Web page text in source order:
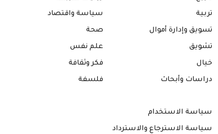
تربية
تسويق وإدارة أموال
تشويق
خيال
دراسات وأبحاث
سياسة واقتصاد
صحة
علم نفس
فكر وثقافة
فلسفة
سياسة الاستخدام
سياسة الاسترجاع والاسترداد